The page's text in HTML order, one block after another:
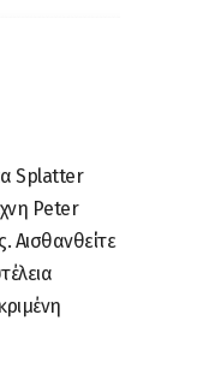
Splatter
Peter
Αισθανθείτε